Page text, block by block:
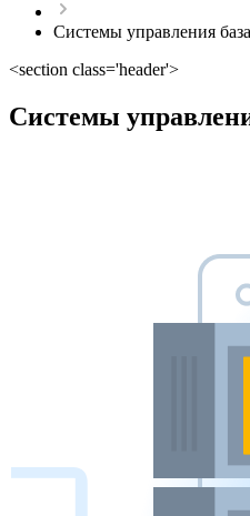
Системы управления
<section class='header'>
Системы